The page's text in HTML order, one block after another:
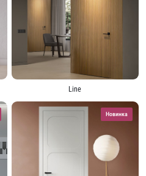
Line
Новинка